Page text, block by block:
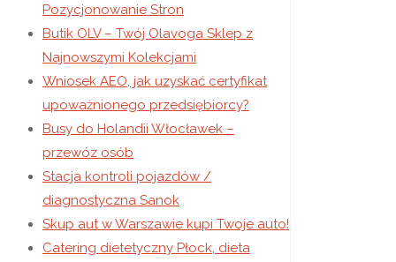
Pozycjonowanie Stron
Butik OLV – Twój Olavoga Sklep z
Najnowszymi Kolekcjami
Wniosek AEO, jak uzyskać certyfikat
upoważnionego przedsiębiorcy?
Busy do Holandii Włocławek –
przewóz osób
Stacja kontroli pojazdów /
diagnostyczna Sanok
Skup aut w Warszawie kupi Twoje auto!
Catering dietetyczny Płock, dieta